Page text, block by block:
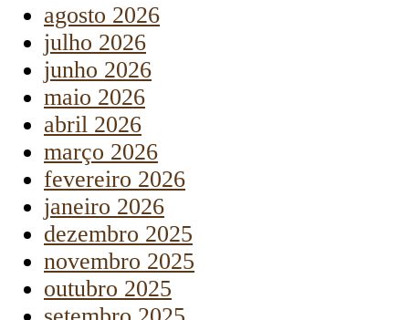
agosto 2026
julho 2026
junho 2026
maio 2026
abril 2026
março 2026
fevereiro 2026
janeiro 2026
dezembro 2025
novembro 2025
outubro 2025